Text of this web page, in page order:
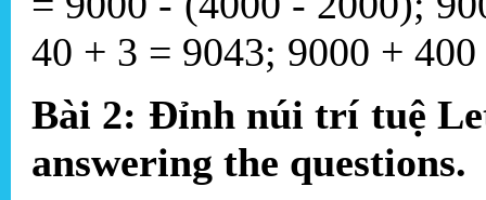
40 + 3 = 9043; 9000 +
Bài 2: Đỉnh núi trí tuệ
answering the questions.